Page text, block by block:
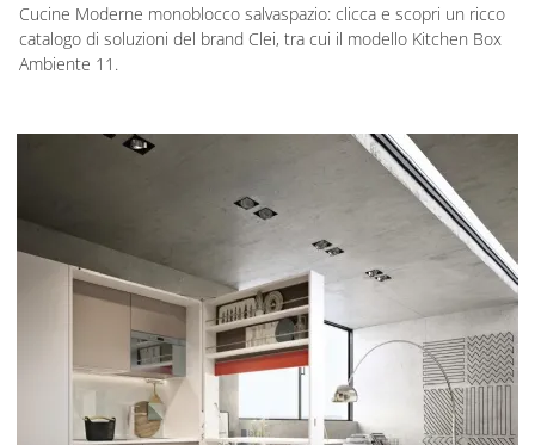
Cucine Moderne monoblocco salvaspazio: clicca e scopri un ricco
catalogo di soluzioni del brand Clei, tra cui il modello Kitchen Box
Ambiente 11.